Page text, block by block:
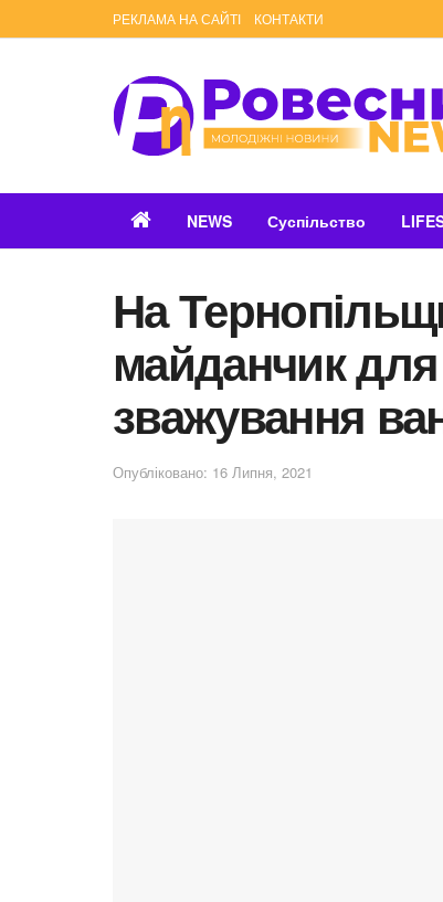
РЕКЛАМА НА САЙТІ КОНТАКТИ
NEWS Суспільство
На
майданчик
зважування
Опубліковано: 16 Липня, 2021